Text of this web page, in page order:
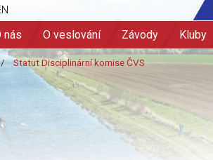
nás
O veslování Závody Kluby